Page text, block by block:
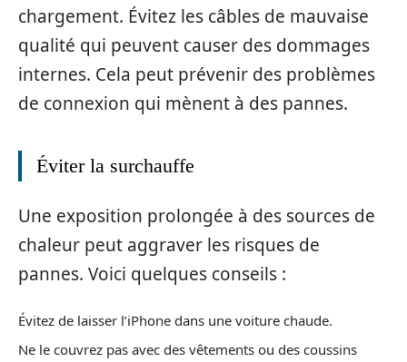
chargement. Évitez les câbles de mauvaise
qualité qui peuvent causer des dommages
internes. Cela peut prévenir des problèmes
de connexion qui mènent à des pannes.
Éviter la surchauffe
Une exposition prolongée à des sources de
chaleur peut aggraver les risques de
pannes. Voici quelques conseils :
Évitez de laisser l’iPhone dans une voiture chaude.
Ne le couvrez pas avec des vêtements ou des coussins